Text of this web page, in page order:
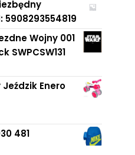
5908293554819
Wojny 001
SWPCSW131
Enero
481